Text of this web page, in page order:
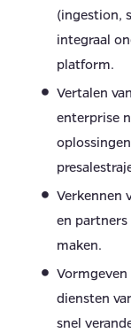
(ingestion,
integraal
platform.
Vertalen
enterprise
Verkennen
en
maken.
Vormgeven
diensten
snel